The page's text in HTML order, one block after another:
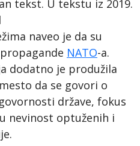
tekst. U tekstu iz 2019.
naveo je da su
NATO-a.
dodatno je produžila
da se govori o
države, fokus
nevinost optuženih i